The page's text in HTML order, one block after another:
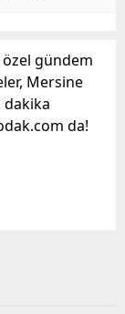
gündem
Mersine
dakika
da!